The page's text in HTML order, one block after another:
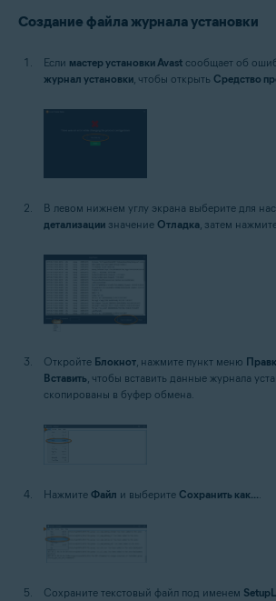
Enterprise / Ultimate — SP 1 с обновлением
64-разрядная версия
Создание файла журнала установки
Если мастер установки Avast сообщает об
журнал установки, чтобы открыть Средство
В левом нижнем углу экрана выберите для
детализации значение Отладка, затем
Откройте Блокнот, нажмите пункт меню
Вставить, чтобы вставить данные журнала
скопированы в буфер обмена.
Нажмите Файл и выберите Сохранить как...
Сохраните текстовый файл под именем